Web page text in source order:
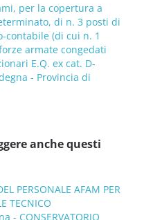
per la copertura a
di n. 3 posti di
contabile (di cui n. 1
armate congedati
E.Q. ex cat. D-
- Provincia di
anche questi
PERSONALE AFAM PER
TECNICO
- CONSERVATORIO